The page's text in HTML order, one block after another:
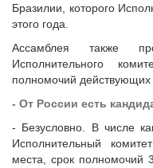
Бразилии, которого
этого года.
Ассамблея также
Исполнительного
полномочий действующих
- От России есть
- Безусловно. В числе
Исполнительный
места, срок полномочий